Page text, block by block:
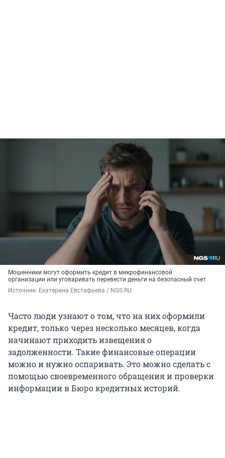
Мошенники могут оформить кредит в микрофинансовой
организации или уговаривать перевести деньги на безопасный счет
Источник: Екатерина Евстафьева / NGS.RU
Часто люди узнают о том, что на них оформили
кредит, только через несколько месяцев, когда
начинают приходить извещения о
задолженности. Такие финансовые операции
можно и нужно оспаривать. Это можно сделать с
помощью своевременного обращения и проверки
информации в Бюро кредитных историй.